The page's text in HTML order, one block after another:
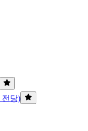
전당)